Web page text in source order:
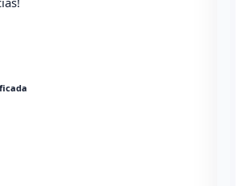
03/07/2026